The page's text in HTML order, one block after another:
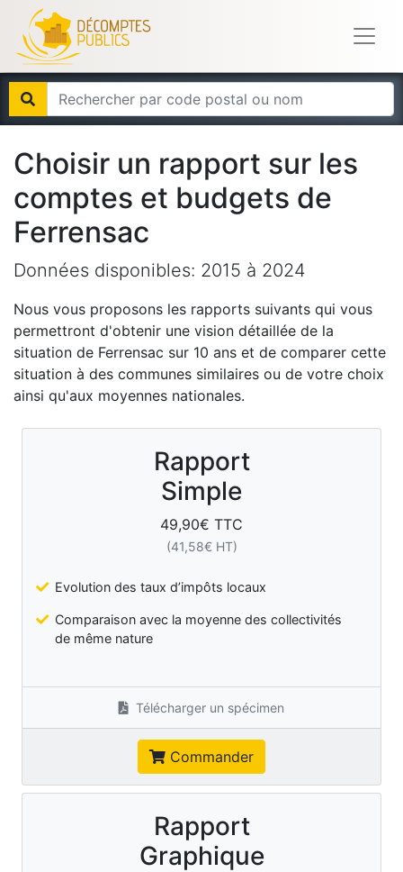
Choisir un rapport sur les
comptes et budgets de
Ferrensac
Données disponibles: 2015 à 2024
Nous vous proposons les rapports suivants qui vous
permettront d'obtenir une vision détaillée de la
situation de Ferrensac sur 10 ans et de comparer cette
situation à des communes similaires ou de votre choix
ainsi qu'aux moyennes nationales.
Rapport
Simple
49,90€ TTC
(41,58€ HT)
Evolution des taux d’impôts locaux
Comparaison avec la moyenne des collectivités
de même nature
Télécharger un spécimen
Commander
Rapport
Graphique